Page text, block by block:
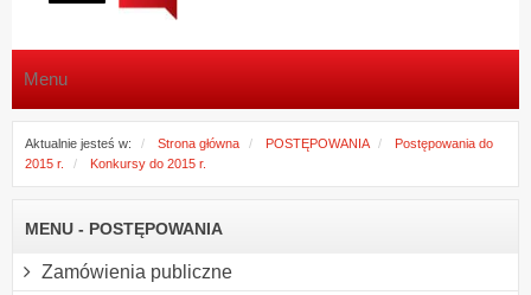
Menu
Aktualnie jesteś w: Strona główna POSTĘPOWANIA
Postępowania do
2015 r.
Konkursy do 2015 r.
MENU - POSTĘPOWANIA
Zamówienia publiczne